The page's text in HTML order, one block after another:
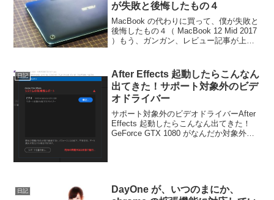
が失敗と後悔したもの４
MacBook の代わりに買って、僕が失敗と
後悔したもの４（ MacBook 12 Mid 2017
）もう、ガンガン、レビュー記事が上が
ことで、MacBoo...
日記
After Effects 起動したらこんなん
出てきた！サポート対象外のビデ
オドライバー
サポート対象外のビデオドライバーAfter
Effects 起動したらこんなん出てきた！
GeForce GTX 1080 がなんだか対象外
日記
DayOne が、いつのまにか、